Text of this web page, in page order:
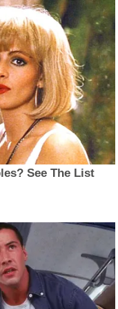
See The List